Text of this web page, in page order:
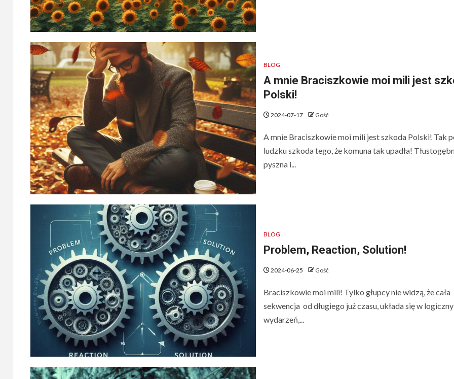
BLOG
A mnie Braciszkowie moi mili jest
Polski!
2024-07-17 Gość
A mnie Braciszkowie moi mili jest szkoda Polski! Tak
ludzku szkoda tego, że komuna tak upadła!
pyszna i...
BLOG
Problem, Reaction, Solution!
2024-06-25 Gość
Braciszkowie moi mili! Tylko głupcy nie widzą, że cała
sekwencja od długiego już czasu, układa się w
wydarzeń,...